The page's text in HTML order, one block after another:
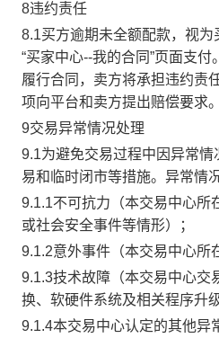
8违约责任
8.1买方逾期未全额配款，视
“买家中心--我的合同”页面支
履行合同，卖方将承担违约责
项向平台和卖方提出赔偿要求。
9交易异常情况处理
9.1为避免交易过程中因异常
易和临时闭市等措施。异常情
9.1.1不可抗力（本交易中心所
或社会安全事件等情形）；
9.1.2意外事件（本交易中心所
9.1.3技术故障（本交易中心交
换、软硬件系统及相关程序升
9.1.4本交易中心认定的其他异